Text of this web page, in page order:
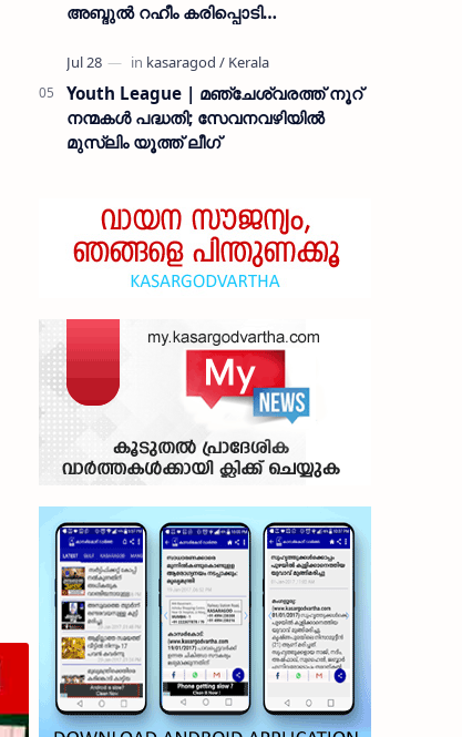
അബ്ദുൽ റഹീം കരിപ്പൊടി
Youth League | മഞ്ചേശ്വരത്ത് നൂറ്
നന്മകൾ പദ്ധതി; സേവനവഴിയിൽ
മുസ്ലിം യൂത്ത് ലീഗ്